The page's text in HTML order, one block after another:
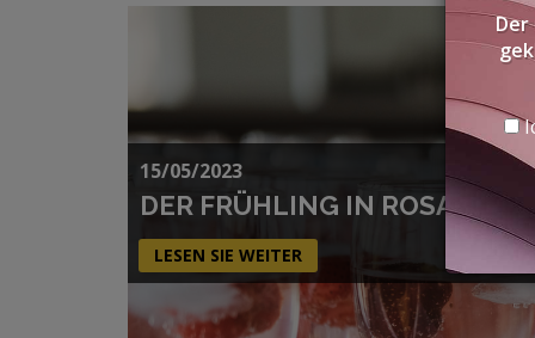
15/05/2023
DER FRÜHLING IN ROSA: EIN
LESEN SIE WEITER
Der